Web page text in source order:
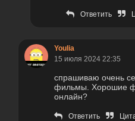
Ответить
Youlia
15 июля 2024 22:35
спрашиваю очень
фильмы. Хорошие
онлайн?
Ответить